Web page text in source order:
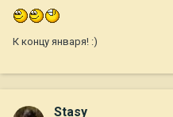
К концу января! :)
Stasy